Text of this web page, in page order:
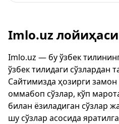
Imlo.uz
Imlo.uz — бу ўзбек
ўзбек тилидаги сўзлардан
Сайтимизда ҳозирги
оммабоп сўзлар, кўп
билан ёзиладиган сўзлар
шу сўзлар асосида